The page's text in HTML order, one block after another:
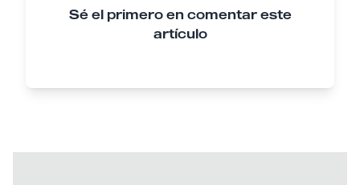
Sé el primero en comentar este
artículo